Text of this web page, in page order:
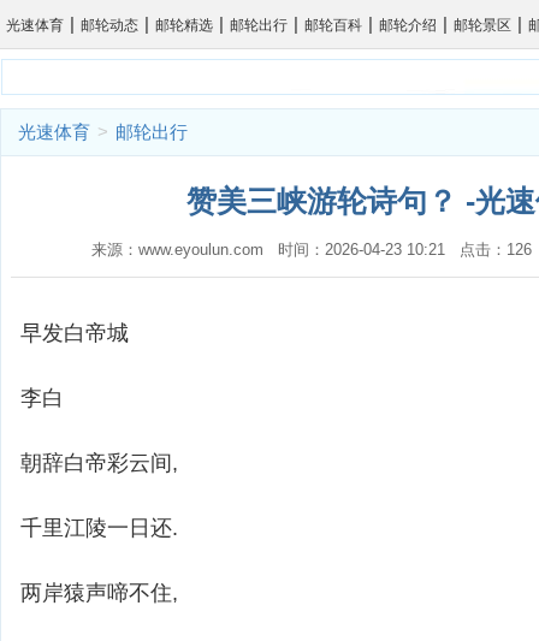
光速体育 | 邮轮动态 | 邮轮精选 | 邮轮出行 | 邮轮百科 | 邮轮介绍 | 邮轮景区 |
光速体育 > 邮轮出行
赞美三峡游轮诗句？ -光
来源：www.eyoulun.com 时间：2026-04-23 10:21 点击：
早发白帝城
李白
朝辞白帝彩云间,
千里江陵一日还.
两岸猿声啼不住,